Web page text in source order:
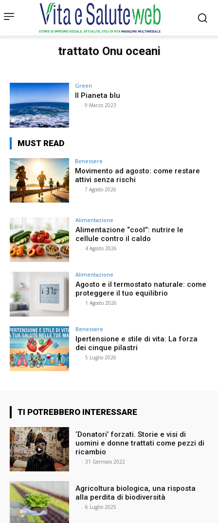
trattato Onu oceani
Green
Il Pianeta blu
- 9 Marzo 2023
MUST READ
Benessere
Movimento ad agosto: come restare
attivi senza rischi
- 7 Agosto 2026
Alimentazione
Alimentazione “cool”: nutrire le
cellule contro il caldo
- 4 Agosto 2026
Alimentazione
Agosto e il termostato naturale: come
proteggere il tuo equilibrio
- 1 Agosto 2026
Benessere
Ipertensione e stile di vita: La forza
dei cinque pilastri
- 5 Luglio 2026
TI POTREBBERO INTERESSARE
‘Donatori’ forzati. Storie e visi di
uomini e donne trattati come pezzi di
ricambio
- 31 Gennaio 2022
Agricoltura biologica, una risposta
alla perdita di biodiversità
- 6 Luglio 2025